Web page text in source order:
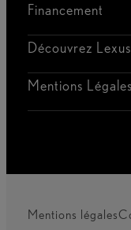
Financement
Découvrez Lexus
Mentions Légales
Mentions légales